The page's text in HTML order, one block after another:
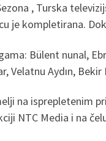
, Turska
je kompletirana.
Bülent nunal,
Velatnu Aydın,
na isprepletenim
NTC Media i na